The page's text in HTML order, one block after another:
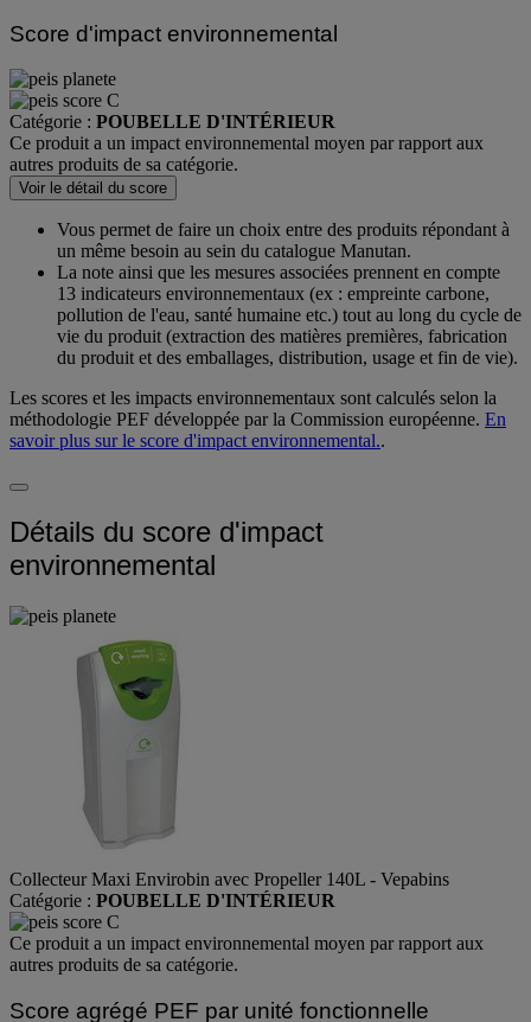
Score d'impact environnemental
Catégorie :POUBELLE D'INTÉRIEUR
Ce produit a un impact environnemental moyen par rapport aux
autres produits de sa catégorie.
Vous permet de faire un choix entre des produits répondant à
un même besoin au sein du catalogue Manutan.
La note ainsi que les mesures associées prennent en compte
13 indicateurs environnementaux (ex : empreinte carbone,
pollution de l'eau, santé humaine etc.) tout au long du cycle de
vie du produit (extraction des matières premières, fabrication
Les scores et les impacts environnementaux sont calculés selon la
méthodologie PEF développée par la Commission européenne.
Détails du score d'impact
environnemental
Collecteur Maxi Envirobin avec Propeller 140L - Vepabins
Catégorie :POUBELLE D'INTÉRIEUR
Ce produit a un impact environnemental moyen par rapport aux